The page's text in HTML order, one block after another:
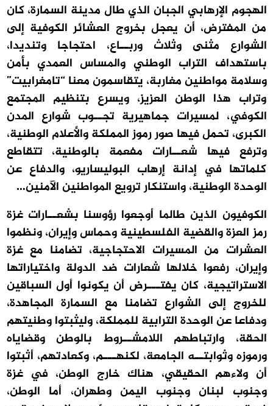
الهجوم الإرهابي الجبان الذي طال مدينة السمارة، كان
من المفترض، أن يعجل بخروج العشائر الكوفية إلى
الشوارع مثنى وثلاث وربــاع، احتجاجا وتنديدا،
باستهداف التراب الوطني والمساس العمدي بأمن
وسلامة مواطنين مغاربة، يتقاسمون معنا “تامغرابيت”
وتراب هذا الوطن العزيز، ويسرع بتنظيم المجتمع
الكوفي، لمسيرات جماهيرية تجــوب شوارع المدن
الكبرى، تحمل فيها صور رموز المملكة والأعلام الوطنية،
وترفع فيها شعــارات مفعمة بالوطنية، تتقاطع
كلماتها في إدانة إرهاب البوليساريو، والدفاع عن
الوحدة الوطنية، واستنكار ترويع المواطنين الآمنين…
الكوفيون الذين طالما أوجعوا رؤوسنا بشعــارات غزة
رمز العزة والقضية الفلسطينية وحماس وإيران، ونظموا
العشرات من المسيرات الاحتجاجية، تضامنا مع غزة
وإيران، رفعوا خلالها شعارات ضد الدولة واختياراتها
الاستراتيجية، كان يفتـــرض أن يكونوا أول السباقين
للخروج إلى الشوارع تضامنا مع السمارة المجاهدة،
ودفاعا عن الوحدة الترابية للمملكة، وليثبتوا وطنيتهم
الحقة، وارتباطهم اللامشــروط بالوطن وقضاياه
ورموزه وثوابتــه الجامعة، لكنهـــم، وكعادتهم، أثبتوا
أن ولاءهم الحقيقي، هناك خارج الوطن، في غزة
وجنوب لبنان وجنوب اليمن وطهران، أما الوطن،